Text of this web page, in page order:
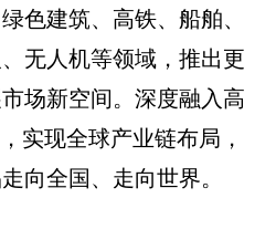
色建筑、高铁、船舶、
无人机等领域，推出更
场新空间。深度融入高
实现全球产业链布局，
向全国、走向世界。